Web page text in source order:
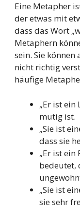
Eine Metapher
der etwas mit
dass das Wort
Metaphern
sein. Sie können
nicht richtig
häufige
„Er ist ein
mutig ist.
„Sie ist
dass sie
„Er ist ein
bedeutet,
„Sie ist
sie sehr